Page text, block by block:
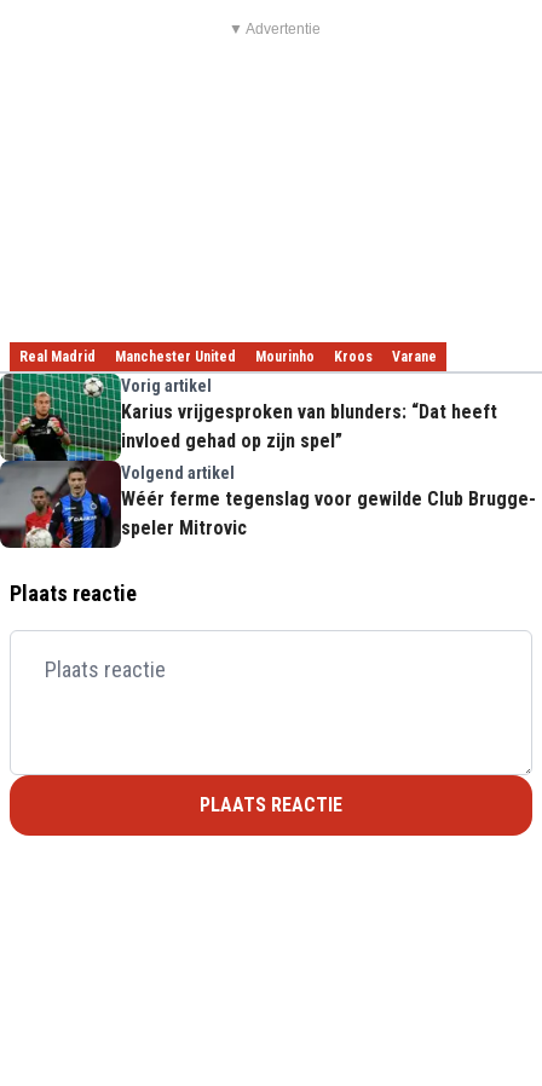
▼ Advertentie
Real Madrid Manchester United Mourinho Kroos Varane
Vorig artikel
Karius vrijgesproken van blunders: “Dat heeft
invloed gehad op zijn spel”
Volgend artikel
Wéér ferme tegenslag voor gewilde Club Brugge-
speler Mitrovic
Plaats reactie
PLAATS REACTIE